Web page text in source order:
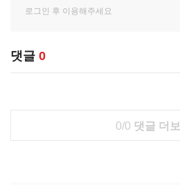
댓글 0
0/0 댓글 더보